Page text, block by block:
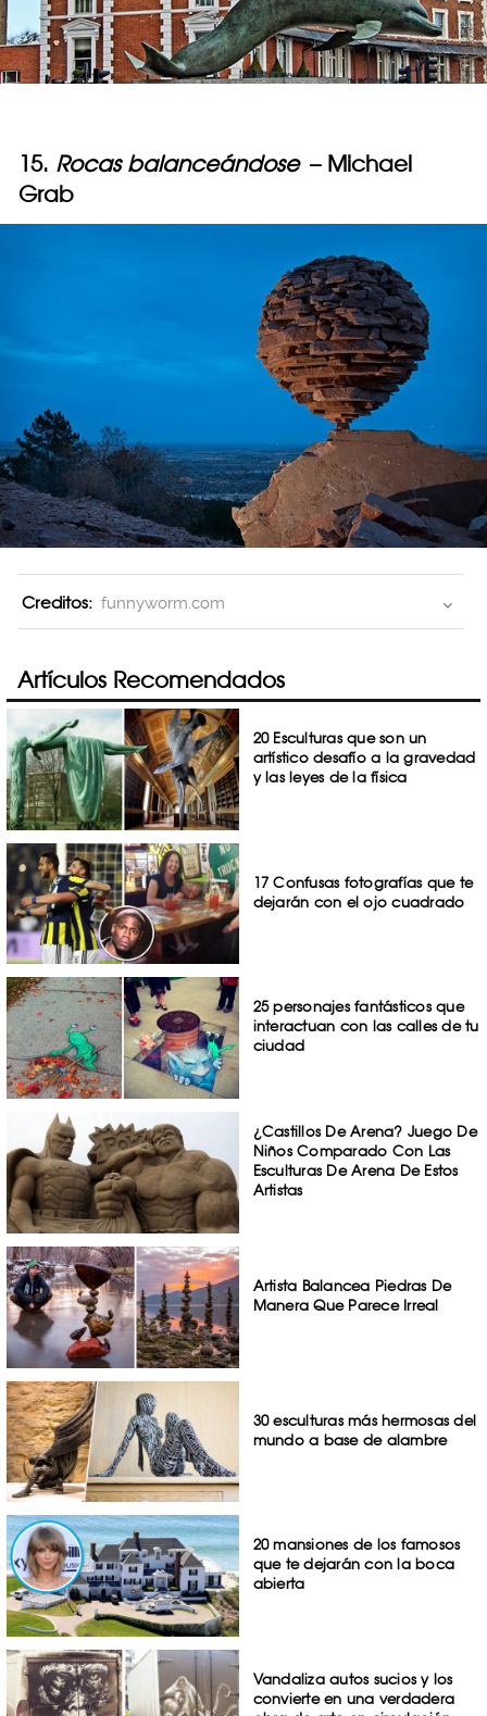
15. Rocas balanceándose – Michael
Grab
Creditos: funnyworm.com
Artículos Recomendados
20 Esculturas que son un
artístico desafío a la gravedad
y las leyes de la física
17 Confusas fotografías que te
dejarán con el ojo cuadrado
25 personajes fantásticos que
interactuan con las calles de tu
ciudad
¿Castillos De Arena? Juego De
Niños Comparado Con Las
Esculturas De Arena De Estos
Artistas
Artista Balancea Piedras De
Manera Que Parece Irreal
30 esculturas más hermosas del
mundo a base de alambre
20 mansiones de los famosos
que te dejarán con la boca
abierta
Vandaliza autos sucios y los
convierte en una verdadera